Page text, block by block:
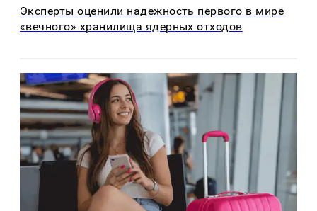
Эксперты оценили надежность первого в мире
«вечного» хранилища ядерных отходов